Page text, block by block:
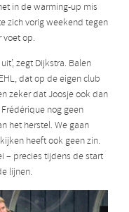
in de warming-up mis
zich vorig weekend tegen
voet op.
zegt Dijkstra. Balen
dat op de eigen club
zeker dat Joosje ook dan
nog geen
het herstel. We gaan
heeft ook geen zin.
– precies tijdens de start
lijnen.